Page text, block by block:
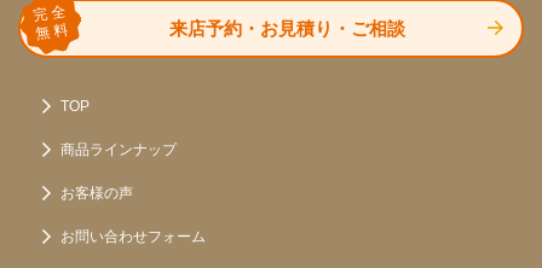
完全
無料 来店予約・お見積り・ご相談
TOP
商品ラインナップ
お客様の声
お問い合わせフォーム